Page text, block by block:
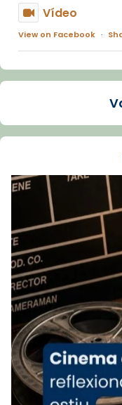
Vídeo
View on Facebook ·
La Carmina va
dos mesos, a
Recupera
tican News
07/carmina-
espana-
Foto
View on Facebook ·
2 weeks ago
«Avui les